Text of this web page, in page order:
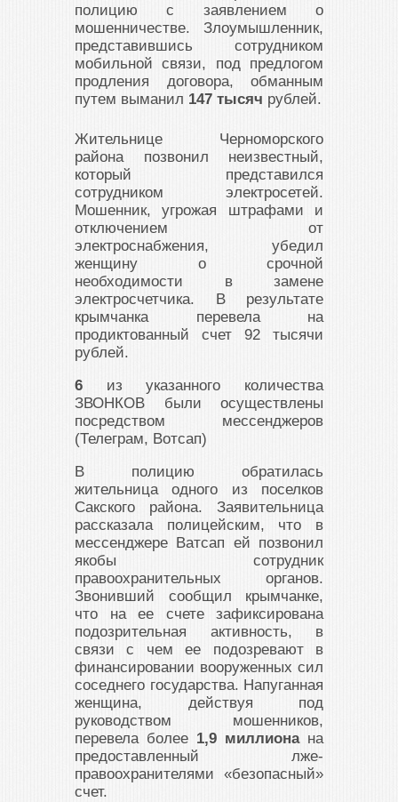
полицию с заявлением о
мошенничестве. Злоумышленник,
представившись сотрудником
мобильной связи, под предлогом
продления договора, обманным
путем выманил 147 тысяч рублей.
Жительнице Черноморского
района позвонил неизвестный,
который представился
сотрудником электросетей.
Мошенник, угрожая штрафами и
отключением от
электроснабжения, убедил
женщину о срочной
необходимости в замене
электросчетчика. В результате
крымчанка перевела на
продиктованный счет 92 тысячи
рублей.
6 из указанного количества
ЗВОНКОВ были осуществлены
посредством мессенджеров
(Телеграм, Вотсап)
В полицию обратилась
жительница одного из поселков
Сакского района. Заявительница
рассказала полицейским, что в
мессенджере Ватсап ей позвонил
якобы сотрудник
правоохранительных органов.
Звонивший сообщил крымчанке,
что на ее счете зафиксирована
подозрительная активность, в
связи с чем ее подозревают в
финансировании вооруженных сил
соседнего государства. Напуганная
женщина, действуя под
руководством мошенников,
перевела более 1,9 миллионана
предоставленный лже-
правоохранителями «безопасный»
счет.